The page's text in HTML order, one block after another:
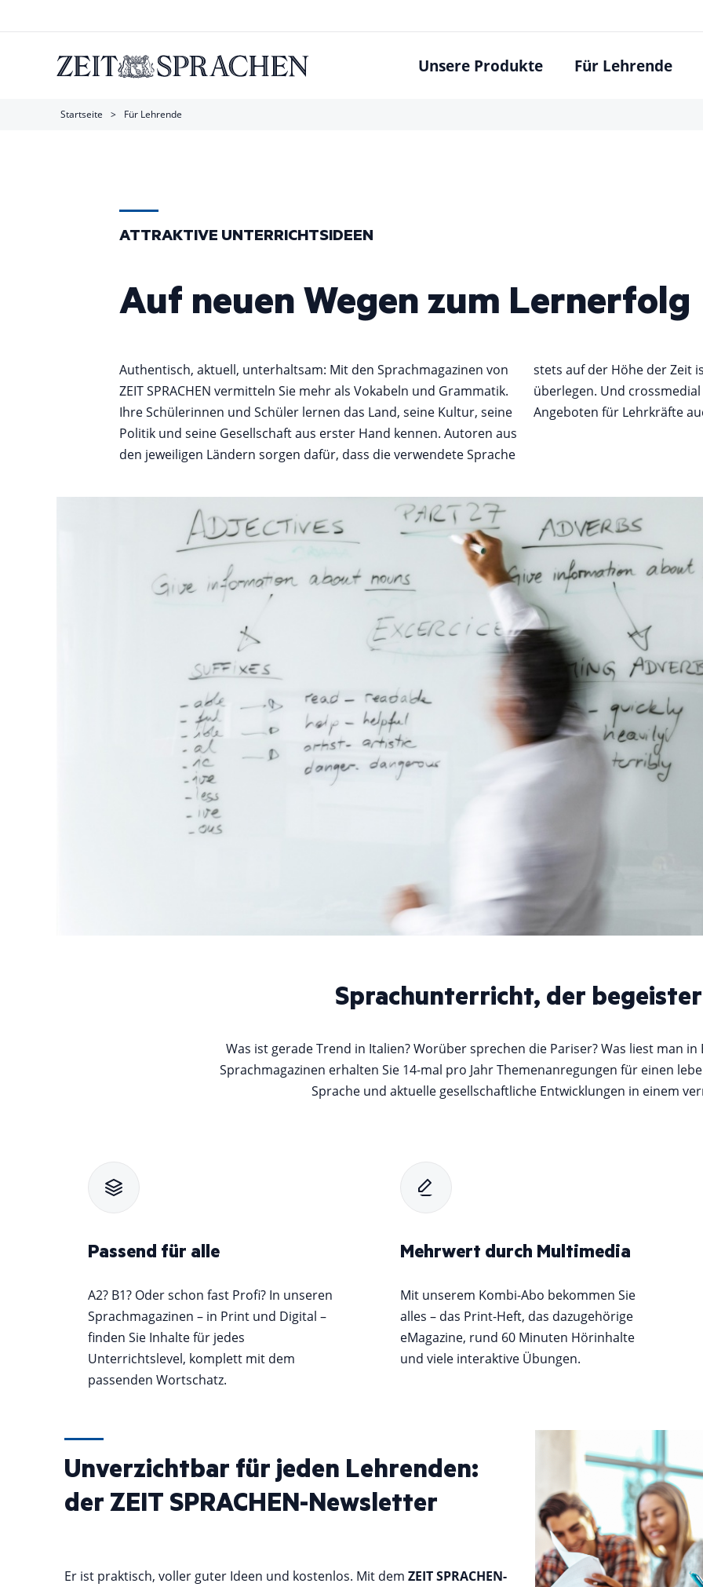
Startseite Unsere Produkte Für Lehrende
Startseite Für Lehrende
ATTRAKTIVE UNTERRICHTSIDEEN
Auf neuen Wegen zum Lernerfolg
Authentisch, aktuell, unterhaltsam: Mit den Sprachmagazinen von
ZEIT SPRACHEN vermitteln Sie mehr als Vokabeln und Grammatik.
Ihre Schülerinnen und Schüler lernen das Land, seine Kultur, seine
Politik und seine Gesellschaft aus erster Hand kennen. Autoren aus
den jeweiligen Ländern sorgen dafür, dass die verwendete Sprache
stets auf der Höhe der Zeit ist – und damit jedem Lehrbuch
überlegen. Und crossmedial arbeiten können Sie mit unseren
Angeboten für Lehrkräfte
Sprachunterricht, der
Was ist gerade Trend in Italien? Worüber sprechen die Pariser? Was liest man
Sprachmagazinen erhalten Sie 14-mal pro Jahr Themenanregungen für einen
Sprache und aktuelle gesellschaftliche Entwicklungen in einem
Passend für alle
A2? B1? Oder schon fast Profi? In unseren
Sprachmagazinen – in Print und Digital –
finden Sie Inhalte für jedes
Unterrichtslevel, komplett mit dem
passenden Wortschatz.
Mehrwert durch Multimedia
Mit unserem Kombi-Abo bekommen Sie
alles – das Print-Heft, das dazugehörige
eMagazine, rund 60 Minuten Hörinhalte
und viele interaktive Übungen.
Unverzichtbar für jeden Lehrenden:
der ZEIT SPRACHEN-Newsletter
Er ist praktisch, voller guter Ideen und kostenlos. Mit dem ZEIT SPRACHEN-